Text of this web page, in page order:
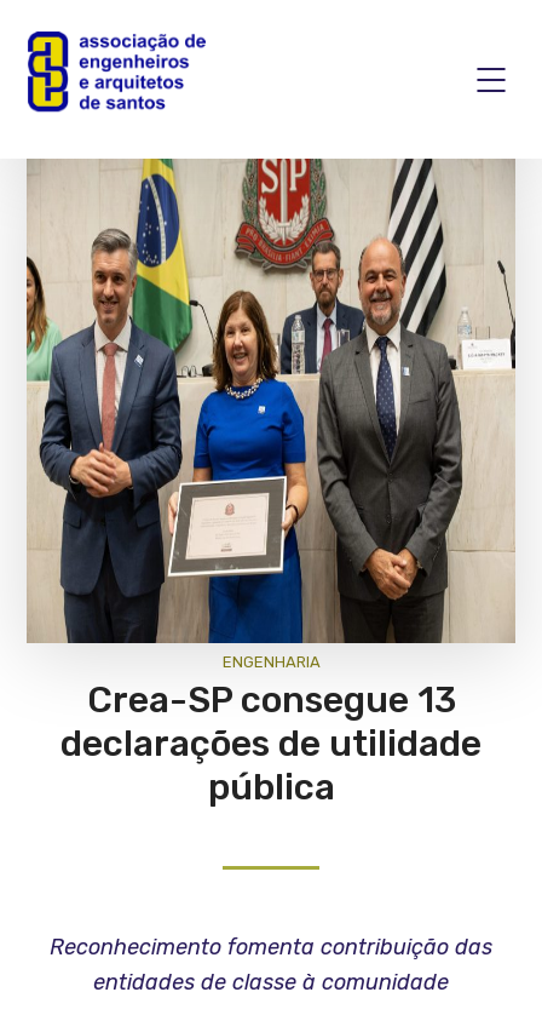
ENGENHARIA
Crea-SP consegue 13
declarações de utilidade
pública
Reconhecimento fomenta contribuição das
entidades de classe à comunidade